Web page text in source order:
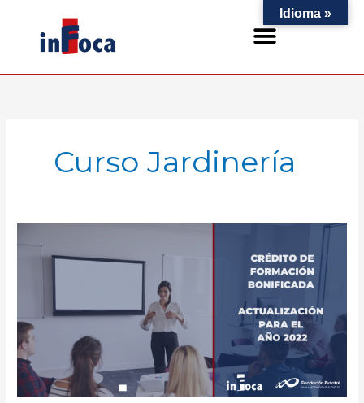
contenido
Curso Jardinería
CRÉDITOS
PARA
FORMACIÓN
BONIFICADA
PARA
EL
AÑO
Idioma »